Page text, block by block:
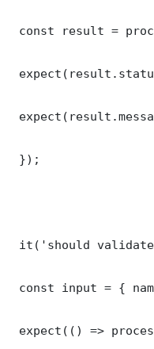
const result =
});
it('should
const input = {
expect(() =>